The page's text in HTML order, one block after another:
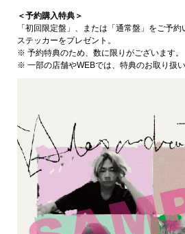
＜予約購入特典＞
「初回限定盤」、または「通常盤」をご予
ステッカーをプレゼント。
※ 予約特典のため、数に限りがございます。
※ 一部の店舗やWEBでは、特典のお取り扱